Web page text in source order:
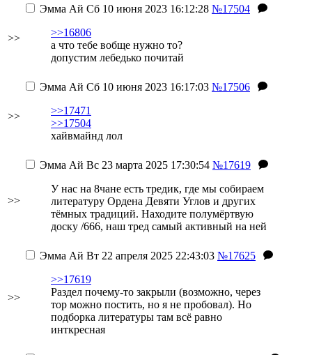
>>
Эмма Ай Сб 10 июня 2023 16:12:28 №17504
>>16806
а что тебе вобще нужно то?
допустим лебедько почитай
>>
Эмма Ай Сб 10 июня 2023 16:17:03 №17506
>>17471
>>17504
хайвмайнд лол
>>
Эмма Ай Вс 23 марта 2025 17:30:54 №17619
У нас на 8чане есть тредик, где мы собираем
литературу Ордена Девяти Углов и других
тёмных традиций. Находите полумёртвую
доску /666, наш тред самый активный на ней
>>
Эмма Ай Вт 22 апреля 2025 22:43:03 №17625
>>17619
Раздел почему-то закрыли (возможно, через
тор можно постить, но я не пробовал). Но
подборка литературы там всё равно
инткресная